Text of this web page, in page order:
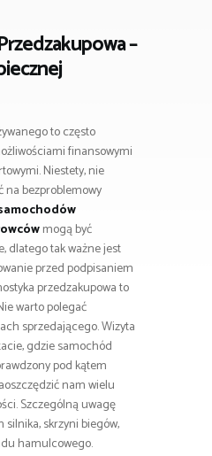
–
to często
finansowymi
Niestety, nie
na bezproblemowy
mogą być
dlatego tak ważne jest
przed podpisaniem
przedzakupowa to
warto polegać
sprzedającego. Wizyta
gdzie samochód
pod kątem
nam wielu
Szczególną uwagę
silnika, skrzyni biegów,
hamulcowego.